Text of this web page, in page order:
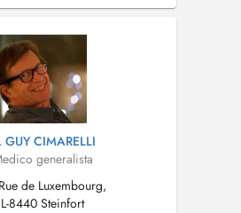
GUY CIMARELLI
generalista
de Luxembourg,
L-8440 Steinfort